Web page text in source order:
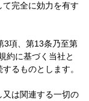
完全に効力を有す
3項、第13条乃至第
約に基づく当社と
るものとします。
は関連する一切の